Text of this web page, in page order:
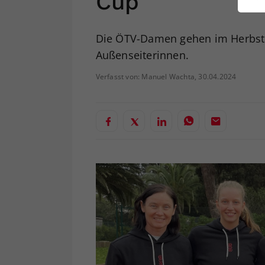
Die ÖTV-Damen gehen im
Außenseiterinnen.
Verfasst von: Manuel Wachta, 30.04.2024